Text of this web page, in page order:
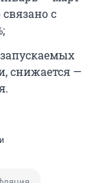
с
снижается —